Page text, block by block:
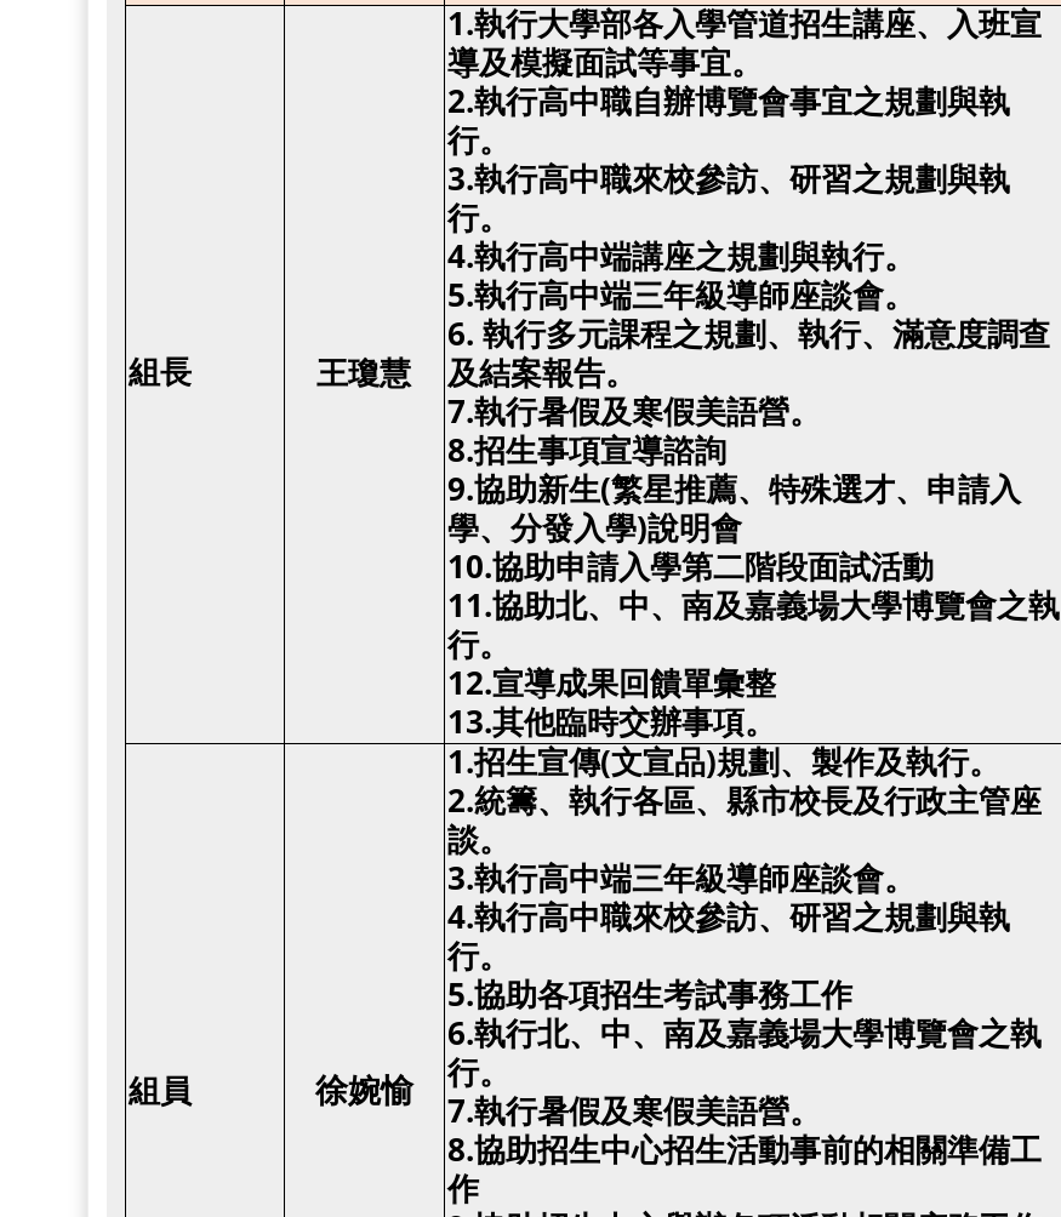
組長 王瓊慧
1.執行大學部各入學管道招生講座、入班宣
導及模擬面試等事宜。
2.執行高中職自辦博覽會事宜之規劃與執
行。
3.執行高中職來校參訪、研習之規劃與執
行。
4.執行高中端講座之規劃與執行。
5.執行高中端三年級導師座談會。
6. 執行多元課程之規劃、執行、滿意度調查
及結案報告。
7.執行暑假及寒假美語營。
8.招生事項宣導諮詢
9.協助新生(繁星推薦、特殊選才、申請入
學、分發入學)說明會
10.協助申請入學第二階段面試活動
11.協助北、中、南及嘉義場大學博覽會之執
行。
12.宣導成果回饋單彙整
13.其他臨時交辦事項。
組員 徐婉愉
1.招生宣傳(文宣品)規劃、製作及執行。
2.統籌、執行各區、縣市校長及行政主管座
談。
3.執行高中端三年級導師座談會。
4.執行高中職來校參訪、研習之規劃與執
行。
5.協助各項招生考試事務工作
6.執行北、中、南及嘉義場大學博覽會之執
行。
7.執行暑假及寒假美語營。
8.協助招生中心招生活動事前的相關準備工
作